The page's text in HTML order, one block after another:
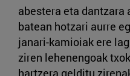
abestera eta dantzara
batean hotzari aurre
janari-kamioiak ere
ziren lehenengoak
hartzera gelditu